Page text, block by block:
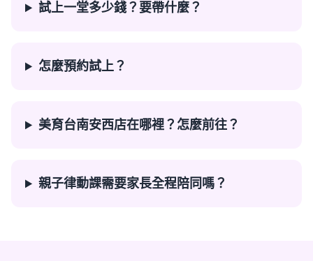
試上一堂多少錢？要帶什麼？
怎麼預約試上？
美育台南安西店在哪裡？怎麼前往？
親子律動課需要家長全程陪同嗎？